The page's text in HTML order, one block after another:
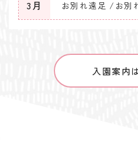
3月 お別れ遠足 / お別
入園案内